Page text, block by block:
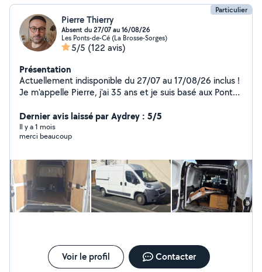
Particulier
Pierre Thierry
Absent du 27/07 au 16/08/26
Les Ponts-de-Cé (La Brosse-Sorges)
5/5 (122 avis)
Présentation
Actuellement indisponible du 27/07 au 17/08/26 inclus !
Je m'appelle Pierre, j'ai 35 ans et je suis basé aux Ponts
déménagement - Débarras, vide maison, garages,
greniers ... - Evacuation et mise en déchèterie - Livraison
de tout type de meubles, colis. Je suis équipé de
lourdes, ainsi qu'un chariot plateforme et des plateaux
roulants pour pouvoir faciliter la manutention des
meubles. Plusieurs années d'éxpèrience en la matière.
Ponctuel, soigneux, rigoureux et dynamique, je me
démène pour que vous soyez satisfait de mes services.
bientôt ! Pierre
Dernier avis laissé par Aydrey : 5/5
Il y a 1 mois
merci beaucoup
Voir le profil Contacter